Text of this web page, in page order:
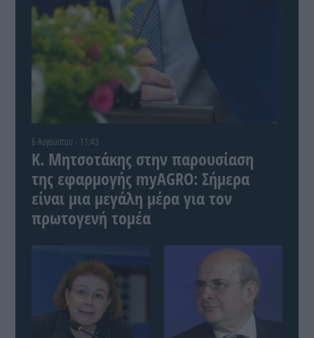
6 Αυγούστου - 11:43
Κ. Μητσοτάκης στην παρουσίαση
της εφαρμογής myAGRO: Σήμερα
είναι μια μεγάλη μέρα για τον
πρωτογενή τομέα